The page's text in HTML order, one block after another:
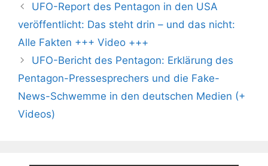
UFO-Report des Pentagon in den USA
veröffentlicht: Das steht drin – und das nicht:
Alle Fakten +++ Video +++
UFO-Bericht des Pentagon: Erklärung des
Pentagon-Pressesprechers und die Fake-
News-Schwemme in den deutschen Medien (+
Videos)